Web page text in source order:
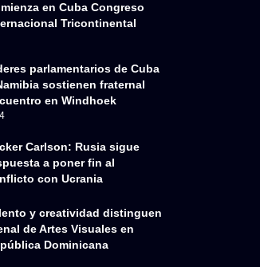
en Cuba Congreso
Tricontinental
parlamentarios de Cuba
sostienen fraternal
en Windhoek
Carlson: Rusia sigue
a poner fin al
con Ucrania
y creatividad distinguen
de Artes Visuales en
Dominicana